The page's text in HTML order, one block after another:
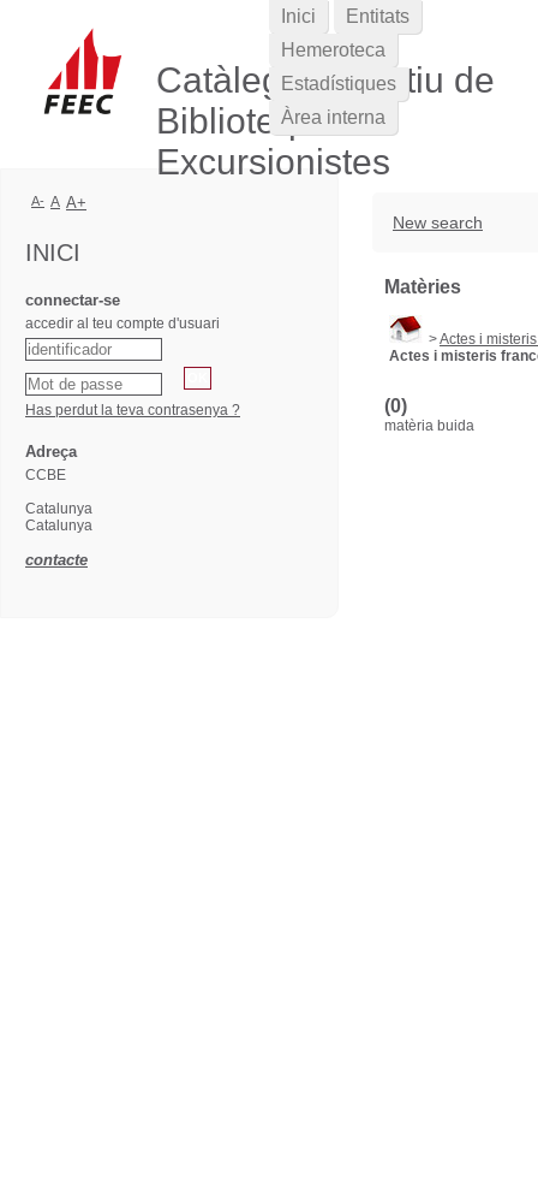
Catàleg Col·lectiu de
Biblioteques
Excursionistes
New search
Matèries
>Actes i
Actes i misteris
(0)
matèria buida
Inici
Entitats
Hemeroteca
Estadístiques
Àrea interna
A- A A+
INICI
connectar-se
accedir al teu compte d'usuari
Has perdut la teva contrasenya ?
Adreça
CCBE
Catalunya
Catalunya
contacte